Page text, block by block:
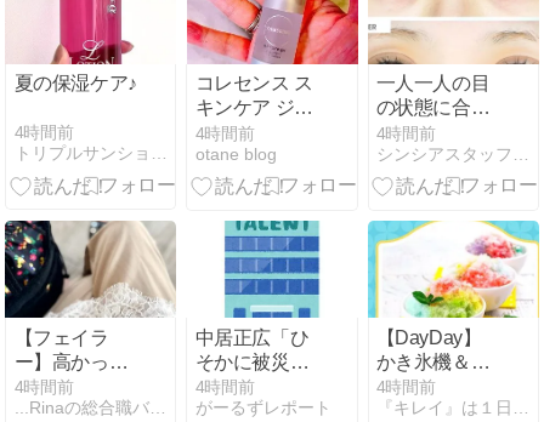
夏の保湿ケア♪
4時間前
トリプルサンショップ新宿店 スタッフブログ
コレセンス ス
キンケア ジェ
ル
4時間前
otane blog
一人一人の目
の状態に合わ
せて【藤香先
生Instagram】
4時間前
【フェイラ
ー】高かった
けど買ってよ
かったハイジ
4時間前
...Rinaの総合職バリキャリ女子Life...
中居正広「ひ
そかに被災地
支援」か 2016
年の熊本地震
4時間前
がーるずレポート
【DayDay】
かき氷機＆シ
ロップ～ブル
ーノ、ドウシ
4時間前
『キレイ』は１日にしてならず